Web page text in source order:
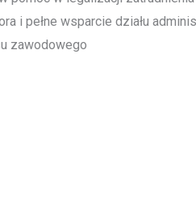
i pełne wsparcie działu
zawodowego